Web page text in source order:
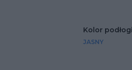
Kolor podłogi
JASNY